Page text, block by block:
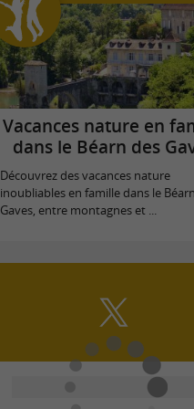
Vacances nature en
dans le Béarn des
Découvrez des vacances nature
inoubliables en famille dans le
Gaves, entre montagnes et ...